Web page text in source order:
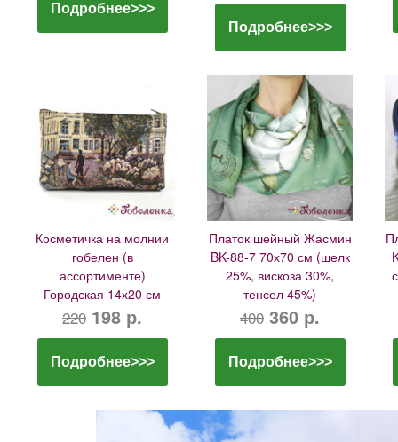
Подробнее>>>
Подробнее>>>
Косметичка на молнии
гобелен (в
ассортименте)
Городская 14х20 см
220 198 р.
Подробнее>>>
Платок шейный Жасмин
BK-88-7 70х70 см (шелк
25%, вискоза 30%,
тенсел 45%)
400 360 р.
Подробнее>>>